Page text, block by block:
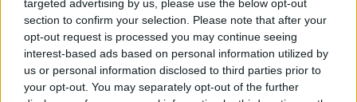
targeted advertising by us, please use the below opt-out
section to confirm your selection. Please note that after your
opt-out request is processed you may continue seeing
interest-based ads based on personal information utilized by
us or personal information disclosed to third parties prior to
your opt-out. You may separately opt-out of the further
Παπανικολάου, ο οποίος επανέφερε το ιστορικό
όνομα «Christina O» και χρηματοδότησε μια
εκτεταμένη ανακατασκευή που ολοκληρώθηκε
το 2001.
ΔΙΑΦΗΜΙΣΗ